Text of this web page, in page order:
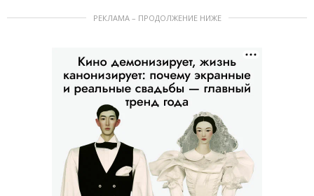
РЕКЛАМА – ПРОДОЛЖЕНИЕ НИЖЕ